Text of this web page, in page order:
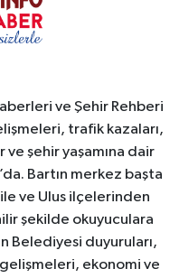
ve Şehir Rehberi
trafik kazaları,
şehir yaşamına dair
Bartın merkez başta
ve Ulus ilçelerinden
şekilde okuyuculara
Belediyesi duyuruları,
ekonomi ve